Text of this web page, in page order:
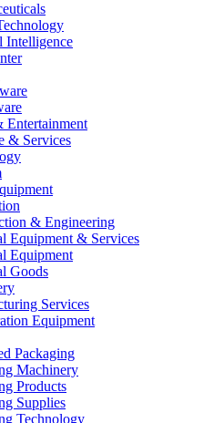
Intelligence
Entertainment
& Services
& Engineering
Equipment & Services
Equipment
Goods
Services
Equipment
Packaging
Machinery
Products
Supplies
Technology